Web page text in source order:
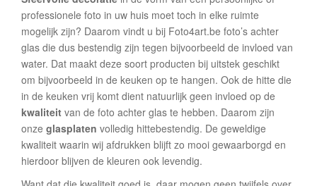
professionele foto in uw huis moet toch in elke ruimte
mogelijk zijn? Daarom vindt u bij Foto4art.be foto’s achter
glas die dus bestendig zijn tegen bijvoorbeeld de invloed van
water. Dat maakt deze soort producten bij uitstek geschikt
om bijvoorbeeld in de keuken op te hangen. Ook de hitte die
in de keuken vrij komt dient natuurlijk geen invloed op de
kwaliteit van de foto achter glas te hebben. Daarom zijn
onze glasplaten volledig hittebestendig. De geweldige
kwaliteit waarin wij afdrukken blijft zo mooi gewaarborgd en
hierdoor blijven de kleuren ook levendig.